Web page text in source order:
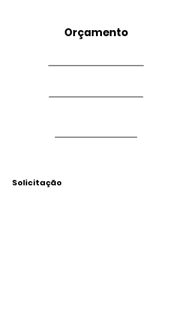
Orçamento
Solicitação